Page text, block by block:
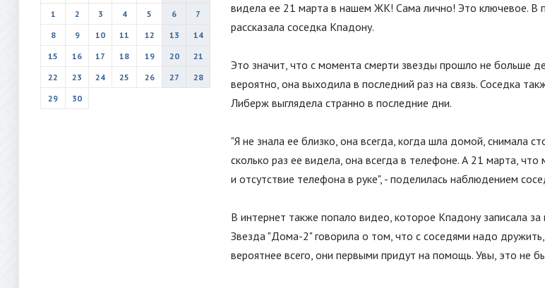
1
2 3 4 5 6
7
8
9 10 11 12 13
14
15
16 17 18 19 20
21
22
23 24 25 26 27
28
29
30
видела ее 21 марта в нашем ЖК! Сама лично! Это ключевое.
рассказала соседка Кпадону.
Это значит, что с момента смерти звезды прошло не больше
вероятно, она выходила в последний раз на связь. Соседка
Либерж выглядела странно в последние дни.
"Я не знала ее близко, она всегда, когда шла домой, снимала
сколько раз ее видела, она всегда в телефоне. А 21 марта,
и отсутствие телефона в руке", - поделилась наблюдением
В интернет также попало видео, которое Кпадону записала за
Звезда "Дома-2"говорила о том, что с соседями надо дружить,
вероятнее всего, они первыми придут на помощь. Увы, это не